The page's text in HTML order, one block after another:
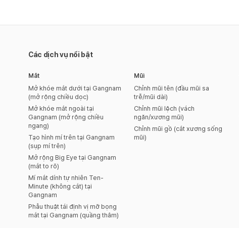
Các dịch vụ nổi bật
Mắt
Mở khóe mắt dưới tại Gangnam
(mở rộng chiều dọc)
Mở khóe mắt ngoài tại
Gangnam (mở rộng chiều
ngang)
Tạo hình mí trên tại Gangnam
(sụp mí trên)
Mở rộng Big Eye tại Gangnam
(mắt to rõ)
Mí mắt dính tự nhiên Ten-
Minute (không cắt) tại
Gangnam
Phẫu thuật tái định vị mỡ bọng
mắt tại Gangnam (quầng thâm)
Mũi
Chỉnh mũi tên (đầu mũi sa
trễ/mũi dài)
Chỉnh mũi lệch (vách
ngăn/xương mũi)
Chỉnh mũi gồ (cắt xương sống
mũi)